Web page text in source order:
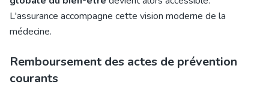
L'assurance accompagne cette vision moderne de la
médecine.
Remboursement des actes de prévention
courants